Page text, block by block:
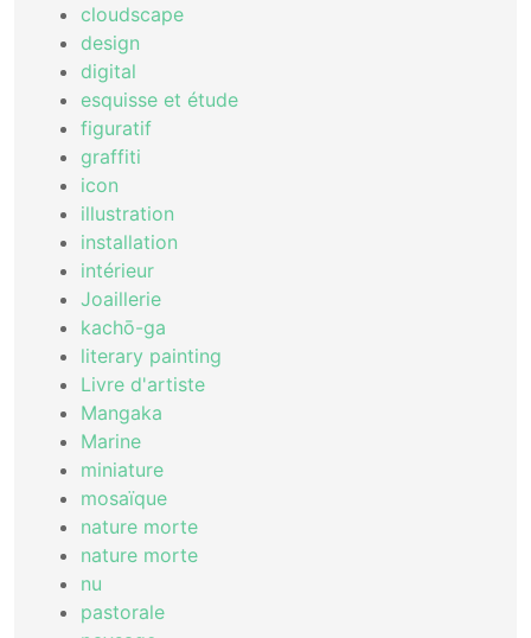
cloudscape
design
digital
esquisse et étude
figuratif
graffiti
icon
illustration
installation
intérieur
Joaillerie
kachō-ga
literary painting
Livre d'artiste
Mangaka
Marine
miniature
mosaïque
nature morte
nature morte
nu
pastorale